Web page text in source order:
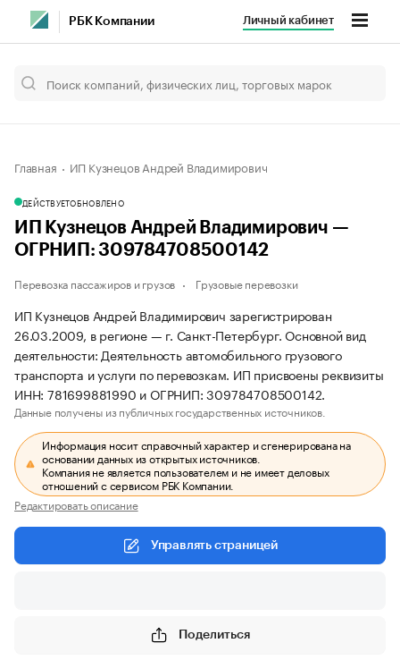
РБК Компании Личный кабинет
Главная ИП Кузнецов Андрей Владимирович
ДЕЙСТВУЕТОБНОВЛЕНО
ИП Кузнецов Андрей Владимирович —
ОГРНИП: 309784708500142
Перевозка пассажиров и грузов Грузовые перевозки
ИП Кузнецов Андрей Владимирович зарегистрирован
26.03.2009, в регионе — г. Санкт-Петербург. Основной вид
деятельности: Деятельность автомобильного грузового
транспорта и услуги по перевозкам. ИП присвоены реквизиты
ИНН: 781699881990 и ОГРНИП: 309784708500142.
Данные получены из публичных государственных источников.
Информация носит справочный характер и сгенерирована на
основании данных из открытых источников.
Компания не является пользователем и не имеет деловых
отношений с сервисом РБК Компании.
Редактировать описание
Управлять страницей
Поделиться